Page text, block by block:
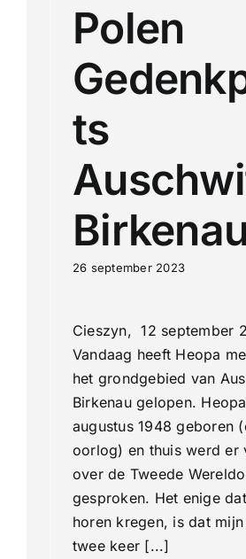
Polen
ts
26 september 2023
Cieszyn, 12 september
Vandaag heeft Heopa
het grondgebied van
Birkenau gelopen.
augustus 1948 geboren
oorlog) en thuis werd er
over de Tweede
gesproken. Het enige
horen kregen, is dat
twee keer [...]